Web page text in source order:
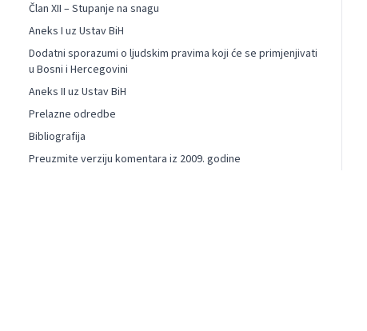
Član XII – Stupanje na snagu
Aneks I uz Ustav BiH
Dodatni sporazumi o ljudskim pravima koji će se primjenjivati
u Bosni i Hercegovini
Aneks II uz Ustav BiH
Prelazne odredbe
Bibliografija
Preuzmite verziju komentara iz 2009. godine